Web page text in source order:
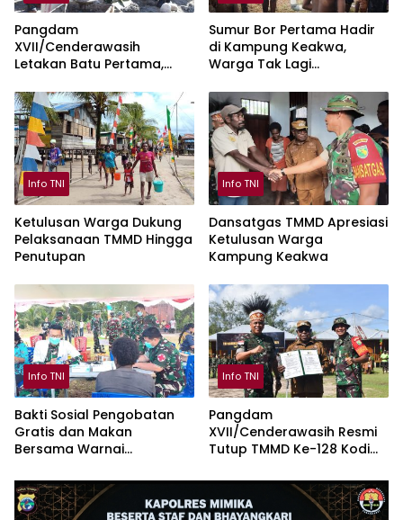
Pangdam
XVII/Cenderawasih
Letakan Batu Pertama,
Garuda Merah Putih di
Mimika
Sumur Bor Pertama Hadir
di Kampung Keakwa,
Warga Tak Lagi
Info TNI
Ketulusan Warga Dukung
Pelaksanaan TMMD Hingga
Penutupan
Info TNI
Dansatgas TMMD Apresiasi
Ketulusan Warga
Kampung Keakwa
Info TNI
Bakti Sosial Pengobatan
Gratis dan Makan
Bersama Warnai
Info TNI
Pangdam
XVII/Cenderawasih Resmi
Tutup TMMD Ke-128 Kodim
Keakwa